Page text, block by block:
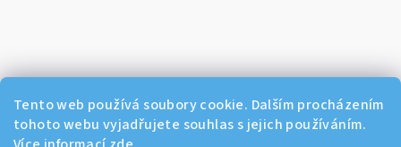
Tento web používá soubory cookie. Dalším procházením
tohoto webu vyjadřujete souhlas s jejich používáním.